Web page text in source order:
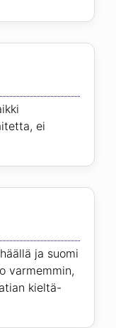
ei
ja suomi
varmemmin,
kieltä-